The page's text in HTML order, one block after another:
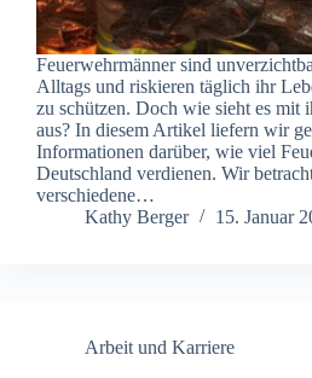
Feuerwehrmänner sind
Alltags und riskieren täglich ihr
zu schützen. Doch wie sieht es mit
aus? In diesem Artikel liefern wir
Informationen darüber, wie viel
Deutschland verdienen. Wir
verschiedene…
Kathy Berger
15. Januar
Arbeit und Karriere